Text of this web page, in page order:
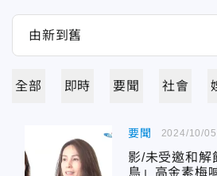
全部 即時 要聞 社會
要聞
影/未受邀和解
鳥」高金素梅
2024/10/